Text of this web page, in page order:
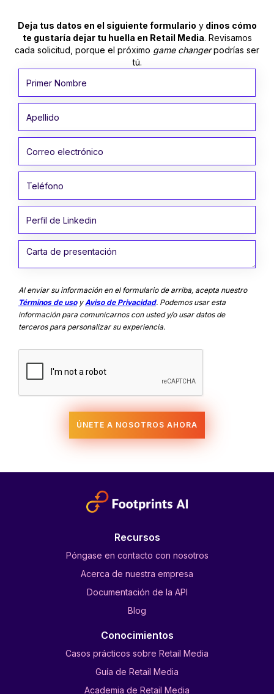
Deja tus datos en el siguiente formulario ydinos cómo
te gustaría dejar tu huella en Retail Media. Revisamos
cada solicitud, porque el próximo game changerpodrías ser
tú.
Al enviar su información en el formulario de arriba, acepta nuestro
Términos de usoyAviso de Privacidad. Podemos usar esta
información para comunicarnos con usted y/o usar datos de
terceros para personalizar su experiencia.
Recursos
Póngase en contacto con nosotros
Acerca de nuestra empresa
Documentación de la API
Blog
Conocimientos
Casos prácticos sobre Retail Media
Guía de Retail Media
Academia de Retail Media